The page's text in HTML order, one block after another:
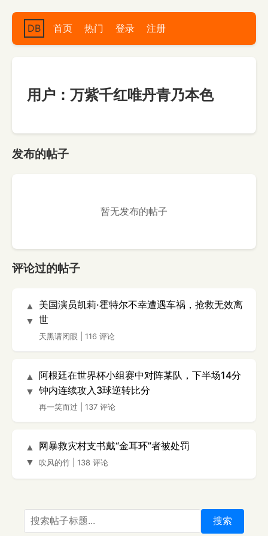
DB 首页 热门 登录 注册
用户：万紫千红唯丹青乃本色
发布的帖子
暂无发布的帖子
评论过的帖子
▲
▼
美国演员凯莉·霍特尔不幸遭遇车祸，抢救无效离
世
天黑请闭眼 116 评论
▲
▼
阿根廷在世界杯小组赛中对阵某队，下半场14分
钟内连续攻入3球逆转比分
再一笑而过 137 评论
▲
▼
网暴救灾村支书戴“金耳环”者被处罚
吹风的竹 138 评论
搜索